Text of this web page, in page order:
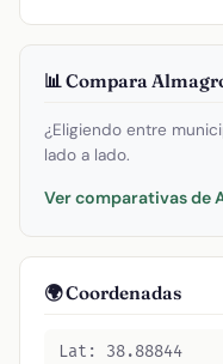
📊 Compara
¿Eligiendo entre
lado a lado.
Ver comparativas de
🌍 Coordenadas
Lat: 38.88844